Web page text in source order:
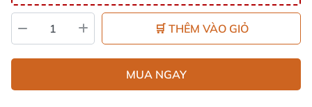
🛒 THÊM VÀO GIỎ
MUA NGAY